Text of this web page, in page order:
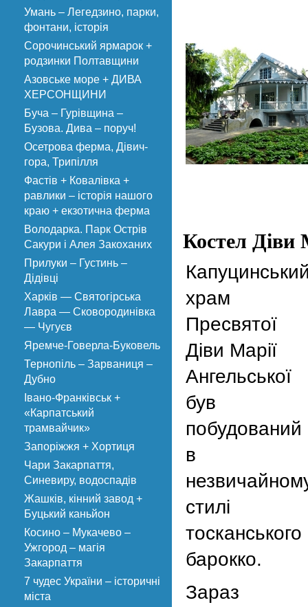
Умань – Легедзино, парки,
фонтани, історія
Сорочинський ярмарок +
родзинки Полтавщини
Азовське море + ДИВА
ХЕРСОНЩИНИ
Буча – Гурівщина –
Бузова. Дива – поруч!
Осетрова ферма, Дівич-
гора, Трипілля
Фастів + Ковалівка +
равлики – історія нашого
краю + екзотична ферма
Володарка. Парк Острів
Сакури і Алея Закоханих
Прилуки – Густинь –
Дідівці
Харків — Святогірська
Лавра — Сковородинівка
— Чугуєв
Яремче-Говерла-Буковель
Тернопіль – Зарваниця –
Дубно
Івано-Франківськ +
«Карпатський
трамвайчик»
Запоріжжя + Хортиця
Чари Закарпаття,
Синевиру, водоспадів
Жашків, кінний завод +
Буцький каньйон
Косино – Мукачево –
Ужгород – магія
Закарпаття
7 чудес України – історичні
міста
Костел Діви
храм
Пресвятої
Діви Марії
Ангельської
був
побудований
в
стилі
тосканського
барокко.
Зараз